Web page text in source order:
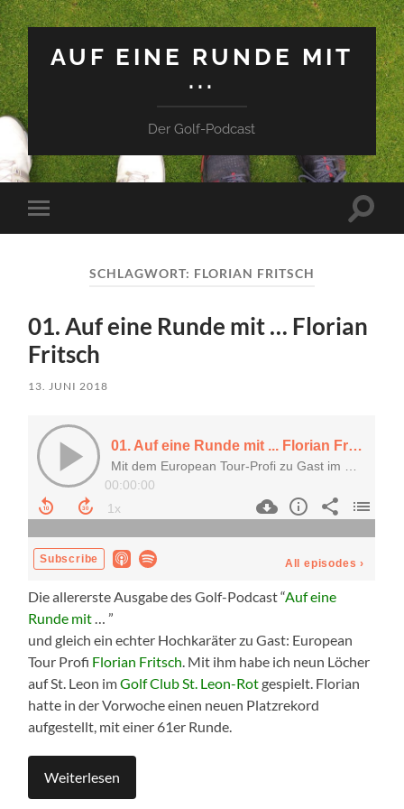
AUF EINE RUNDE MIT
...
Der Golf-Podcast
Mobile-
Menü
SCHLAGWORT: FLORIAN FRITSCH
01. Auf eine Runde mit … Florian
Fritsch
13. JUNI 2018
Die allererste Ausgabe des Golf-Podcast “Auf eine
Runde mit… ”
und gleich ein echter Hochkaräter zu Gast: European
Tour Profi Florian Fritsch. Mit ihm habe ich neun Löcher
auf St. Leon imGolf Club St. Leon-Rotgespielt. Florian
hatte in der Vorwoche einen neuen Platzrekord
aufgestellt, mit einer 61er Runde.
Weiterlesen